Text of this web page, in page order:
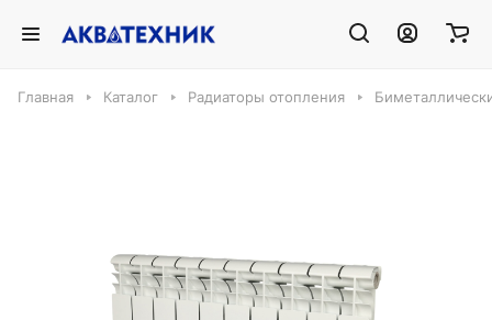
Главная Каталог Радиаторы отопления